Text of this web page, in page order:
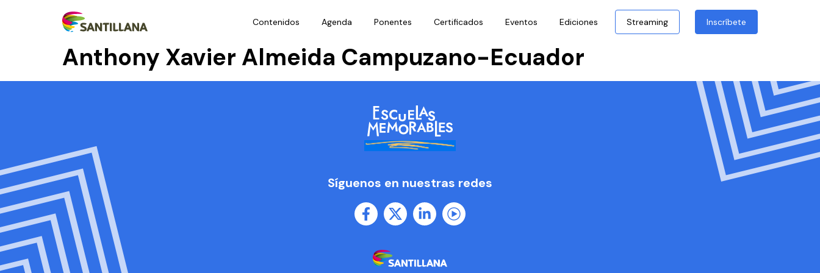
Contenidos Agenda Ponentes Certificados Eventos Ediciones Streaming Inscríbete
Anthony Xavier Almeida Campuzano-Ecuador
Síguenos en nuestras redes